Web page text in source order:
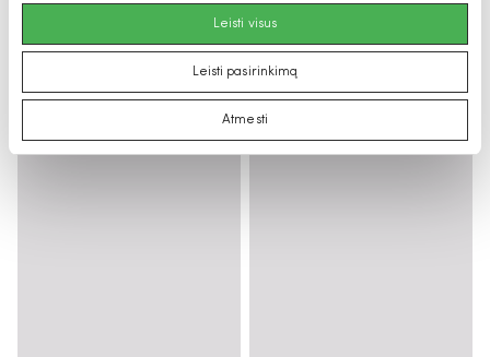
Leisti visus
Leisti pasirinkimą
Atmesti